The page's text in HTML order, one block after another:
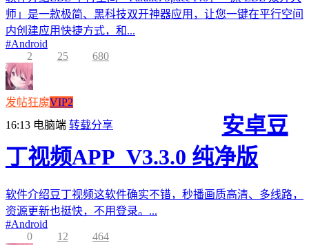
师」是一款极简、黑科技双开神器应用，让您一键在平行空间
内创建应用快捷方式，和...
#Android
2
25 680
发帖狂魔VIP2
16:13 电脑端 转载分享
安卓豆
丁视频APP_V3.3.0 纯净版
软件介绍豆丁视频这软件确实不错，秒播画质高清、多线路，
资源更新也挺快，不用登录。...
#Android
0
12 464